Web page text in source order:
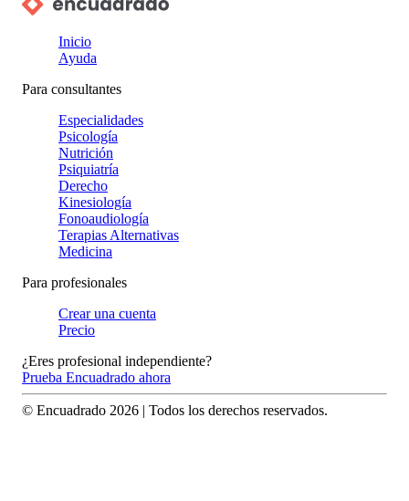
Inicio
Ayuda
Para consultantes
Especialidades
Psicología
Nutrición
Psiquiatría
Derecho
Kinesiología
Fonoaudiología
Terapias Alternativas
Medicina
Para profesionales
Crear una cuenta
Precio
¿Eres profesional independiente?
Prueba Encuadrado ahora
© Encuadrado 2026 | Todos los derechos reservados.